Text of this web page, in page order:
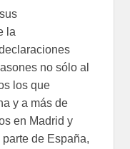
la
no sólo al
los que
y a más de
en Madrid y
de España,